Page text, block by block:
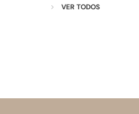
VER TODOS